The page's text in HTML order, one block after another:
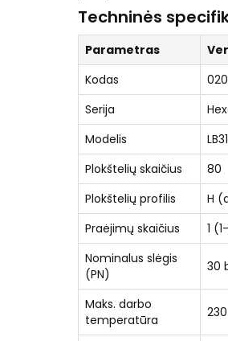
Techninės
Parametras
Kodas
Serija
Modelis
Plokštelių skaičius
80
Plokštelių profilis
H
Praėjimų skaičius
1
Nominalus slėgis
(PN)
30
Maks. darbo
temperatūra